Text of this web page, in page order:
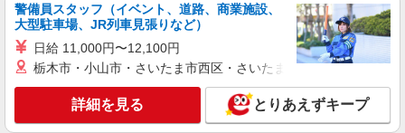
ィブ支給(規定有) ★月2回払い・週払い可能（規程
有）★ ゜・。○。・゜+゜・。○。・゜+゜
キープ 詳細を見る
紹介予定派遣
スマホ携帯販売【ワイモバイル】
時給1600円〜 ※別途インセンティブ、職能評
警備員スタッフ（イベント、道路、商業施設、
大型駐車場、JR列車見張りなど）
日給 11,000円〜12,100円
栃木市・小山市・さいたま市西区・さいたま市岩槻区・久喜市・
詳細を見る とりあえずキープ